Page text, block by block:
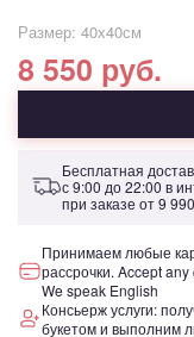
Размер: 40х40см
8 550 руб.
Бесплатная
с 9:00 до 22:00 в
при заказе от9
Принимаем любые
рассрочки. Accept
We speak English
Консьерж услуги:
букетом и выполним